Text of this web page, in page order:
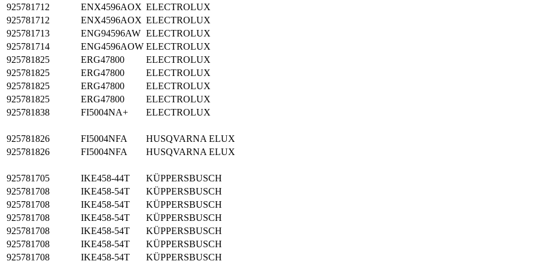
925781712
ENX4596AOX ELECTROLUX
925781712
ENX4596AOX ELECTROLUX
925781713
ENG94596AW ELECTROLUX
925781714
ENG4596AOW ELECTROLUX
925781825
ERG47800
ELECTROLUX
925781825
ERG47800
ELECTROLUX
925781825
ERG47800
ELECTROLUX
925781825
ERG47800
ELECTROLUX
925781838
FI5004NA+ ELECTROLUX
925781826 FI5004NFA
HUSQVARNA ELUX
925781826
FI5004NFA HUSQVARNA ELUX
925781705 IKE458-44T
KÜPPERSBUSCH
925781708
IKE458-54T
KÜPPERSBUSCH
925781708
IKE458-54T
KÜPPERSBUSCH
925781708
IKE458-54T
KÜPPERSBUSCH
925781708
IKE458-54T
KÜPPERSBUSCH
925781708
IKE458-54T
KÜPPERSBUSCH
925781708
IKE458-54T
KÜPPERSBUSCH